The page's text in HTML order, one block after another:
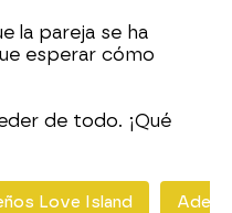
la pareja se ha
esperar cómo
de todo. ¡Qué
Love Island Adele